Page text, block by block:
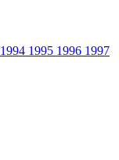
1994 1995 1996 1997